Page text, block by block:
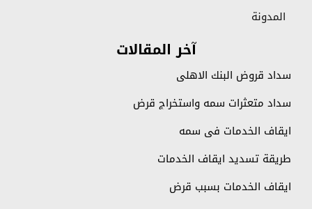
المدونة
آخر المقالات
سداد قروض البنك الاهلي
سداد متعثرات سمه واستخراج قرض
ايقاف الخدمات في سمه
طريقة تسديد ايقاف الخدمات
ايقاف الخدمات بسبب قرض